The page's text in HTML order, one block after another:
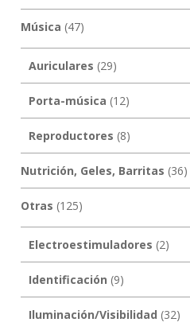
Música (47)
Auriculares (29)
Porta-música (12)
Reproductores (8)
Nutrición, Geles, Barritas (36)
Otras (125)
Electroestimuladores (2)
Identificación (9)
Iluminación/Visibilidad (32)